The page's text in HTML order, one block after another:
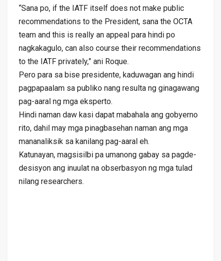
“Sana po, if the IATF itself does not make public
recommendations to the President, sana the OCTA
team and this is really an appeal para hindi po
nagkakagulo, can also course their recommendations
to the IATF privately,” ani Roque.
Pero para sa bise presidente, kaduwagan ang hindi
pagpapaalam sa publiko nang resulta ng ginagawang
pag-aaral ng mga eksperto.
Hindi naman daw kasi dapat mabahala ang gobyerno
rito, dahil may mga pinagbasehan naman ang mga
mananaliksik sa kanilang pag-aaral eh.
Katunayan, magsisilbi pa umanong gabay sa pagde-
desisyon ang inuulat na obserbasyon ng mga tulad
nilang researchers.